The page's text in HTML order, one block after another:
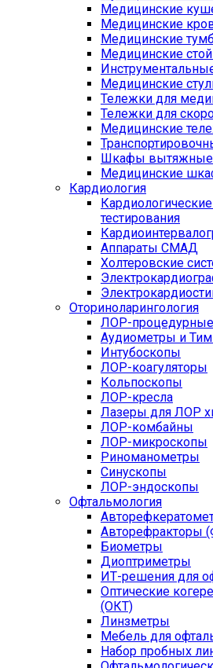
Медицинские
Медицинские
Медицинские
Медицинские
Медицинские
Тележки для
Тележки для
Медицинские
Шкафы вытяжные
Медицинские
Кардиология
тестирования
Аппараты СМАД
Холтеровские
Оториноларингология
ЛОР-процедурные
Аудиометры и
Интубоскопы
ЛОР-коагуляторы
Кольпоскопы
ЛОР-кресла
Лазеры для ЛОР
ЛОР-комбайны
ЛОР-микроскопы
Риноманометры
Синускопы
ЛОР-эндоскопы
Офтальмология
Авторефракторы
Биометры
Диоптриметры
ИТ-решения для
Оптические
(ОКТ)
Линзметры
Мебель для
Набор пробных